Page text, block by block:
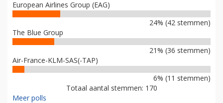
European Airlines Group (EAG)
24% (42 stemmen)
The Blue Group
21% (36 stemmen)
Air-France-KLM-SAS(-TAP)
6% (11 stemmen)
Totaal aantal stemmen: 170
Meer polls